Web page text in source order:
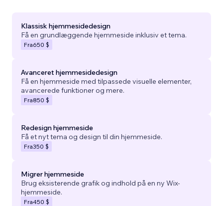
Klassisk hjemmesidedesign
Få en grundlæggende hjemmeside inklusiv et tema.
Fra650 $
Avanceret hjemmesidedesign
Få en hjemmeside med tilpassede visuelle elementer,
avancerede funktioner og mere.
Fra850 $
Redesign hjemmeside
Få et nyt tema og design til din hjemmeside.
Fra350 $
Migrer hjemmeside
Brug eksisterende grafik og indhold på en ny Wix-
hjemmeside.
Fra450 $